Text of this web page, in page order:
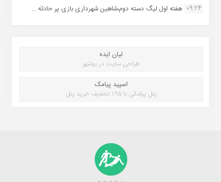
09:24 هفته اول لیگ دسته دوم،شاهین شهرداری بازی پر حادثه ...
لیان ایده
طراحی سایت در بوشهر
اسپید پیامک
پنل پیامکی با ۹۵٪ تخفیف خرید پنل